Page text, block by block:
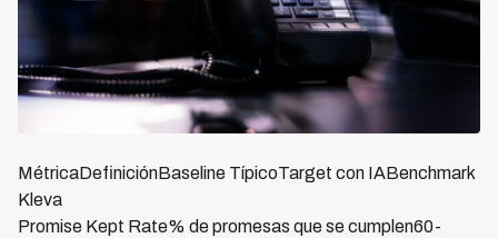
MétricaDefiniciónBaseline TípicoTarget con IABenchmark
Kleva
Promise Kept Rate% de promesas que se cumplen60-